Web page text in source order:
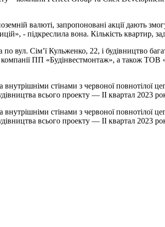
валюті, запропоновані акції дають
- підкреслила вона. Кількість квартир,
вул. Сім’ї Кульженко, 22, і будівництво
компанії ПП «Будінвестмонтаж», а також
стінами з червоної повнотілої
всього проекту — II квартал 2023
стінами з червоної повнотілої
всього проекту — II квартал 2023